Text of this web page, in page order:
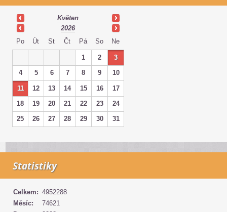
Květen
2026
Po
Út St Čt Pá So Ne
1 2
3
4
5 6 7 8 9 10
11 12 13 14 15 16
17
18
19 20 21 22 23
24
25
26 27 28 29 30 31
Statistiky
Celkem: 4952288
Měsíc:
74621